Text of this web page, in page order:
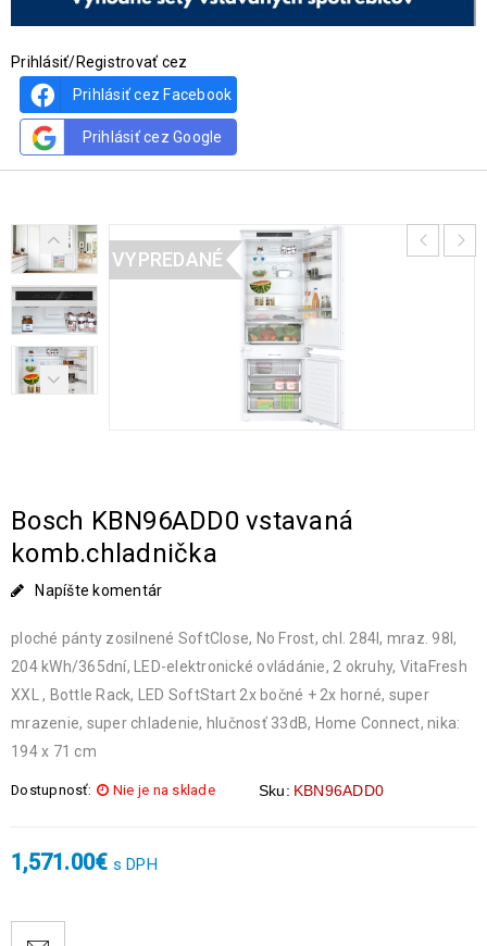
Prihlásiť/Registrovať cez
Prihlásiť cez Facebook
Prihlásiť cez Google
VYPREDANÉ
Bosch KBN96ADD0 vstavaná
komb.chladnička
Napíšte komentár
ploché pánty zosilnené SoftClose, No Frost, chl. 284l, mraz. 98l,
204 kWh/365dní, LED-elektronické ovládánie, 2 okruhy, VitaFresh
XXL , Bottle Rack, LED SoftStart 2x bočné + 2x horné, super
mrazenie, super chladenie, hlučnosť 33dB, Home Connect, nika:
194 x 71 cm
Dostupnosť: Nie je na sklade Sku: KBN96ADD0
1,571.00€ s DPH